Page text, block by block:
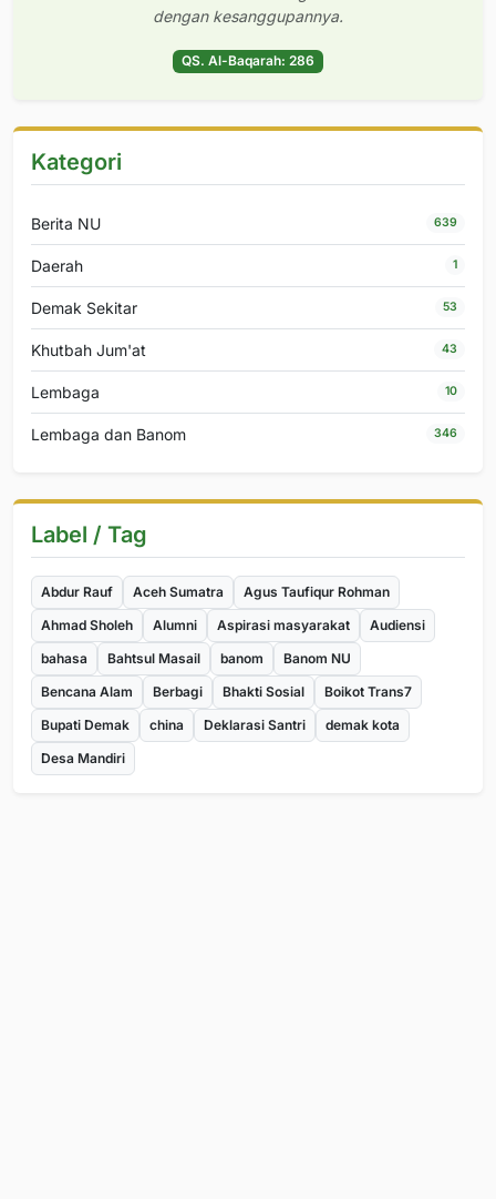
dengan kesanggupannya.
QS. Al-Baqarah: 286
Kategori
Berita NU 639
Daerah 1
Demak Sekitar 53
Khutbah Jum'at 43
Lembaga 10
Lembaga dan Banom 346
Label / Tag
Abdur Rauf Aceh Sumatra
Agus Taufiqur Rohman
Ahmad Sholeh
Alumni Aspirasi masyarakat
Audiensi
bahasa
Bahtsul Masail banom
Banom NU
Bencana Alam
Berbagi Bhakti Sosial
Boikot Trans7
Bupati Demak
china Deklarasi Santri
demak kota
Desa Mandiri